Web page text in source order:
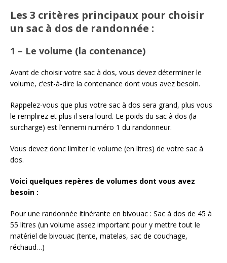
Les 3 critères principaux pour choisir
un sac à dos de randonnée :
1 – Le volume (la contenance)
Avant de choisir votre sac à dos, vous devez déterminer le
volume, c’est-à-dire la contenance dont vous avez besoin.
Rappelez-vous que plus votre sac à dos sera grand, plus vous
le remplirez et plus il sera lourd. Le poids du sac à dos (la
surcharge) est l’ennemi numéro 1 du randonneur.
Vous devez donc limiter le volume (en litres) de votre sac à
dos.
Voici quelques repères de volumes dont vous avez
besoin :
Pour une randonnée itinérante en bivouac : Sac à dos de 45 à
55 litres (un volume assez important pour y mettre tout le
matériel de bivouac (tente, matelas, sac de couchage,
réchaud…)